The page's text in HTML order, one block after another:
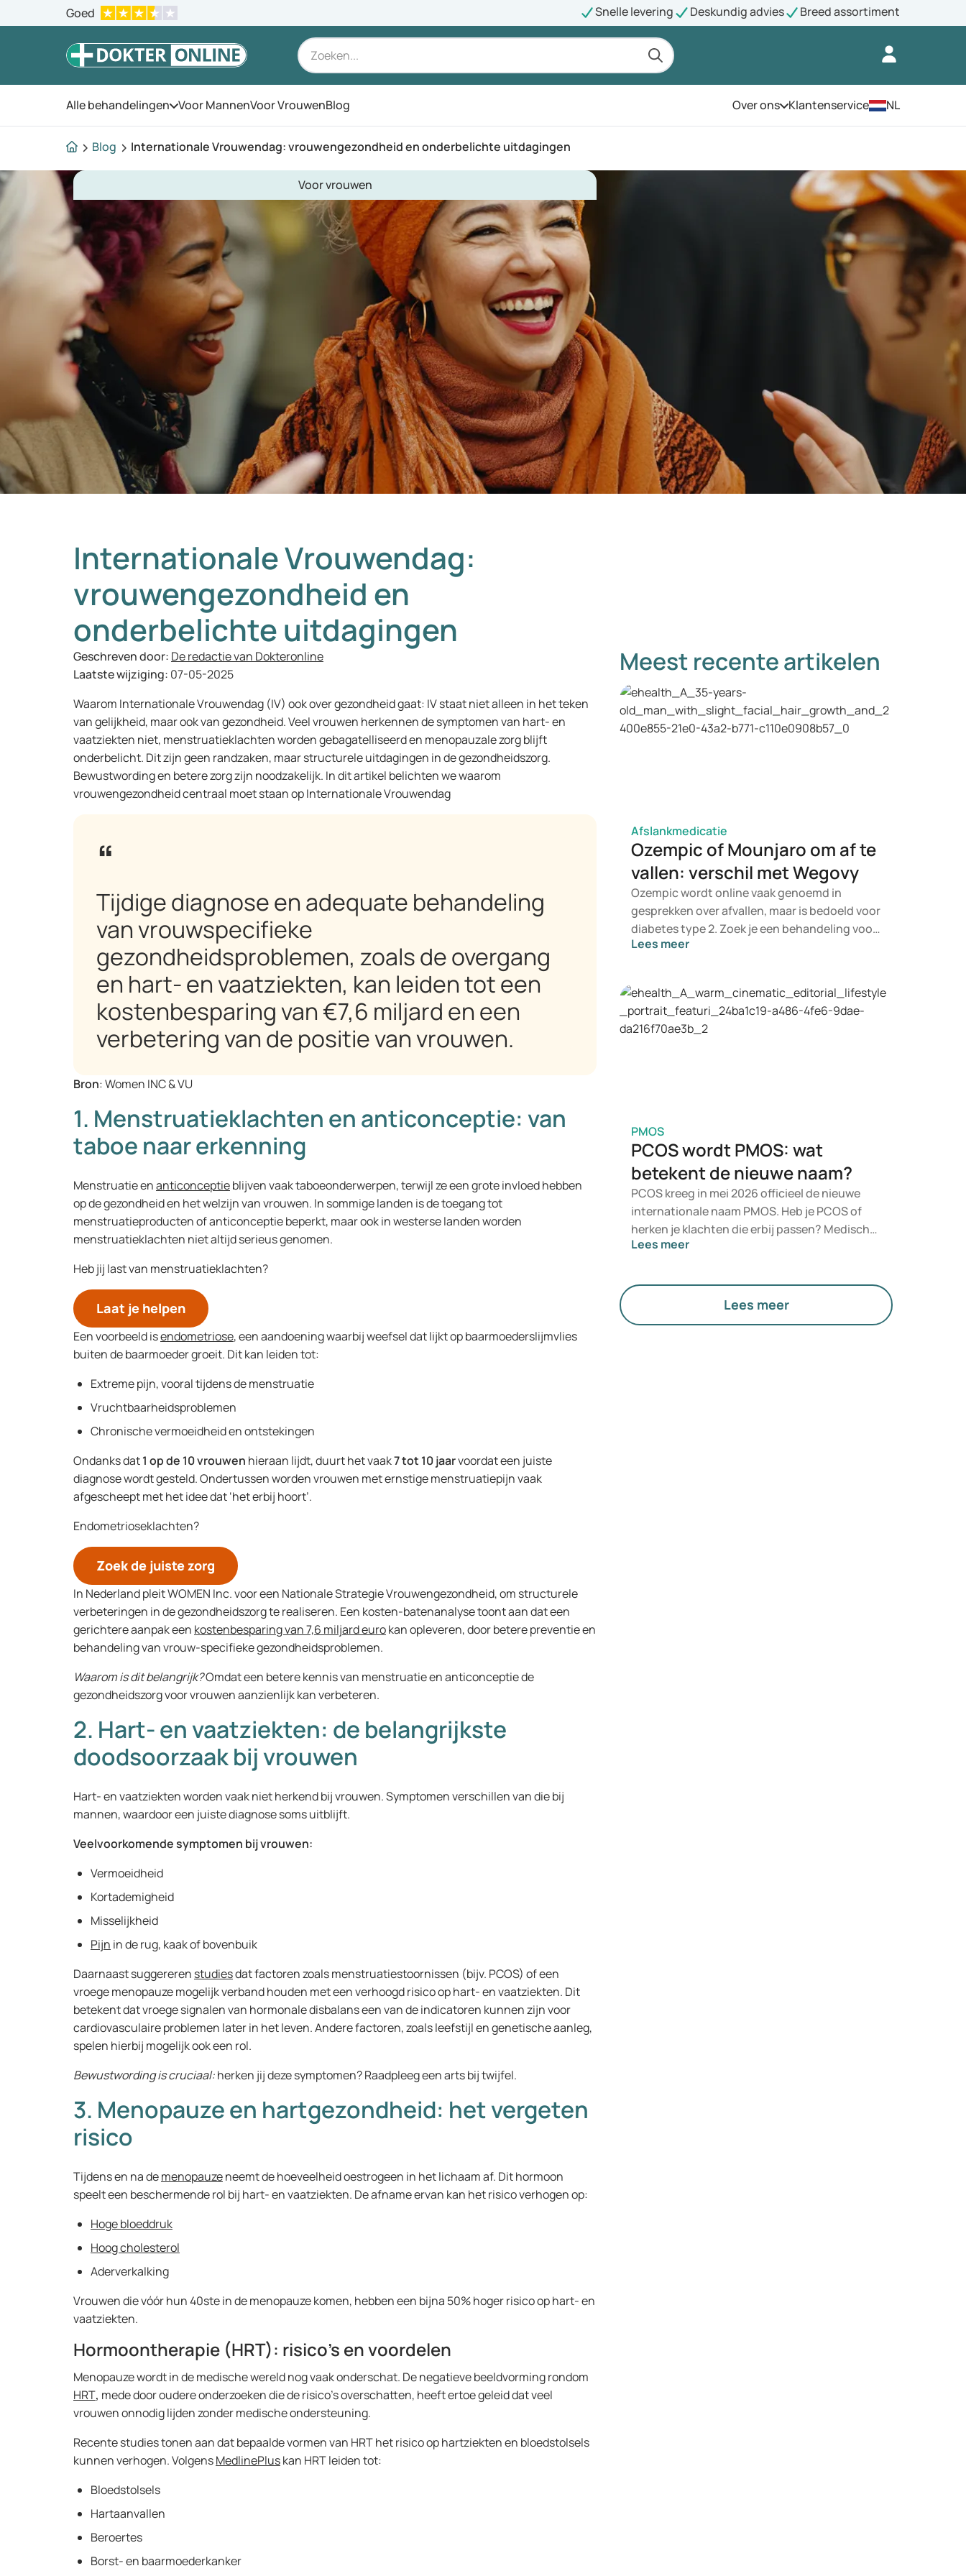
Goed Snelle levering Deskundig advies Breed assortiment
Alle behandelingen Open het menu
Voor MannenVoor VrouwenBlog Over onsOpen het menu
Klantenservice NL
Blog Internationale Vrouwendag: vrouwengezondheid en onderbelichte uitdagingen
Voor vrouwen
Internationale Vrouwendag:
vrouwengezondheid en
onderbelichte uitdagingen
Geschreven door: De redactie van Dokteronline
Laatste wijziging: 07-05-2025
Waarom Internationale Vrouwendag (IV) ook over gezondheid gaat: IV staat niet alleen in het teken
van gelijkheid, maar ook van gezondheid. Veel vrouwen herkennen de symptomen van hart- en
vaatziekten niet, menstruatieklachten worden gebagatelliseerd en menopauzale zorg blijft
onderbelicht. Dit zijn geen randzaken, maar structurele uitdagingen in de gezondheidszorg.
Bewustwording en betere zorg zijn noodzakelijk. In dit artikel belichten we waarom
vrouwengezondheid centraal moet staan op Internationale Vrouwendag
Tijdige diagnose en adequate behandeling
van vrouwspecifieke
gezondheidsproblemen, zoals de overgang
en hart- en vaatziekten, kan leiden tot een
kostenbesparing van €7,6 miljard en een
verbetering van de positie van vrouwen.
Bron: Women INC & VU
1. Menstruatieklachten en anticonceptie: van
taboe naar erkenning
Menstruatie enanticonceptieblijven vaak taboeonderwerpen, terwijl ze een grote invloed hebben
op de gezondheid en het welzijn van vrouwen. In sommige landen is de toegang tot
menstruatieproducten of anticonceptie beperkt, maar ook in westerse landen worden
menstruatieklachten niet altijd serieus genomen.
Heb jij last van menstruatieklachten?
Laat je helpen
Een voorbeeld isendometriose, een aandoening waarbij weefsel dat lijkt op baarmoederslijmvlies
buiten de baarmoeder groeit. Dit kan leiden tot:
Extreme pijn, vooral tijdens de menstruatie
Vruchtbaarheidsproblemen
Chronische vermoeidheid en ontstekingen
Ondanks dat1 op de 10 vrouwen hieraan lijdt, duurt het vaak7 tot 10 jaarvoordat een juiste
diagnose wordt gesteld. Ondertussen worden vrouwen met ernstige menstruatiepijn vaak
afgescheept met het idee dat ‘het erbij hoort’.
Endometrioseklachten?
Zoek de juiste zorg
In Nederland pleit WOMEN Inc. voor een Nationale Strategie Vrouwengezondheid, om structurele
verbeteringen in de gezondheidszorg te realiseren. Een kosten-batenanalyse toont aan dat een
gerichtere aanpak een kostenbesparing van 7,6 miljard eurokan opleveren, door betere preventie en
behandeling van vrouw-specifieke gezondheidsproblemen.
Waarom is dit belangrijk?Omdat een betere kennis van menstruatie en anticonceptie de
gezondheidszorg voor vrouwen aanzienlijk kan verbeteren.
2. Hart- en vaatziekten: de belangrijkste
doodsoorzaak bij vrouwen
Hart- en vaatziekten worden vaak niet herkend bij vrouwen. Symptomen verschillen van die bij
mannen, waardoor een juiste diagnose soms uitblijft.
Veelvoorkomende symptomen bij vrouwen:
Vermoeidheid
Kortademigheid
Misselijkheid
Pijn in de rug, kaak of bovenbuik
Daarnaast suggereren studiesdat factoren zoals menstruatiestoornissen (bijv. PCOS) of een
vroege menopauze mogelijk verband houden met een verhoogd risico op hart- en vaatziekten. Dit
betekent dat vroege signalen van hormonale disbalans een van de indicatoren kunnen zijn voor
cardiovasculaire problemen later in het leven. Andere factoren, zoals leefstijl en genetische aanleg,
spelen hierbij mogelijk ook een rol.
Bewustwording is cruciaal:herken jij deze symptomen? Raadpleeg een arts bij twijfel.
3. Menopauze en hartgezondheid: het vergeten
risico
Tijdens en na demenopauzeneemt de hoeveelheid oestrogeen in het lichaam af. Dit hormoon
speelt een beschermende rol bij hart- en vaatziekten. De afname ervan kan het risico verhogen op:
Hoge bloeddruk
Hoog cholesterol
Aderverkalking
Vrouwen die vóór hun 40ste in de menopauze komen, hebben een bijna 50% hoger risico op hart- en
vaatziekten.
Hormoontherapie (HRT): risico’s en voordelen
Menopauze wordt in de medische wereld nog vaak onderschat. De negatieve beeldvorming rondom
HRT, mede door oudere onderzoeken die de risico’s overschatten, heeft ertoe geleid dat veel
vrouwen onnodig lijden zonder medische ondersteuning.
Recente studies tonen aan dat bepaalde vormen van HRT het risico op hartziekten en bloedstolsels
kunnen verhogen. VolgensMedlinePluskan HRT leiden tot:
Bloedstolsels
Hartaanvallen
Beroertes
Borst- en baarmoederkanker
Meest recente artikelen
Afslankmedicatie
Ozempic of Mounjaro om af te
vallen: verschil met Wegovy
Ozempic wordt online vaak genoemd in
gesprekken over afvallen, maar is bedoeld voor
diabetes type 2. Zoek je een behandeling voor
gewichtsbeheersing, dan komen eerder
op basis van je gezondheid, BMI en
medicijngebruik.
Lees meer
PMOS
PCOS wordt PMOS: wat
betekent de nieuwe naam?
PCOS kreeg in mei 2026 officieel de nieuwe
internationale naam PMOS. Heb je PCOS of
herken je klachten die erbij passen? Medisch
verandert er niet direct iets. De nieuwe term
en de werking van de eierstokken.
Lees meer
Lees meer